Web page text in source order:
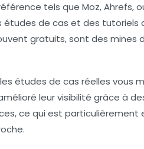
tels que Moz, Ahrefs,
études de cas et des tutoriels
gratuits, sont des mines
études de cas réelles vous
leur visibilité grâce à
ce qui est particulièrement